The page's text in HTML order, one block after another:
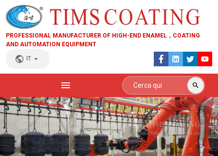
PROFESSIONAL MANUFACTURER OF HIGH-END ENAMEL，COATING
AND AUTOMATION EQUIPMENT
IT